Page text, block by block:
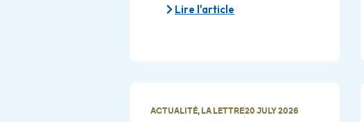
Lire l'article
ACTUALITÉ, LA LETTRE20 JULY 2026